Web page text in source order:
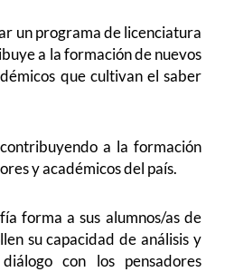
un programa de licenciatura
a la formación de nuevos
que cultivan el saber
a la formación
y académicos del país.
forma a sus alumnos/as de
su capacidad de análisis y
con los pensadores